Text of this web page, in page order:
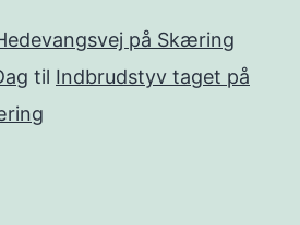
på Skæring
til Indbrudstyv taget på